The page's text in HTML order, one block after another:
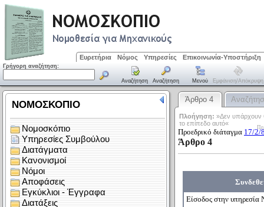
Ευρετήρια Νόμος Υπηρεσίες Επικοινωνία-Υποστήριξη
Γρήγορη αναζήτηση:
Αναζήτηση Αναζήτηση Μενού Εμφάνιση/απόκρυψη
Άρθρο 4